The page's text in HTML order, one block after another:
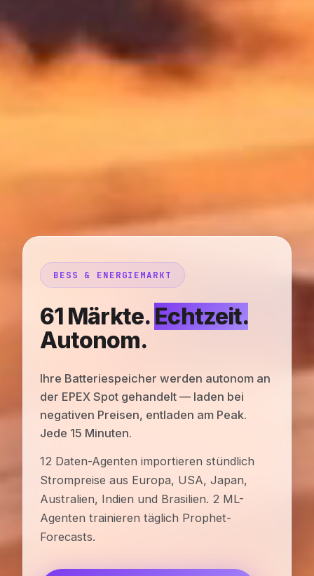
BESS & ENERGIEMARKT
61 Märkte. Echtzeit.
Autonom.
Ihre Batteriespeicher werden autonom an
der EPEX Spot gehandelt — laden bei
negativen Preisen, entladen am Peak.
Jede 15 Minuten.
12 Daten-Agenten importieren stündlich
Strompreise aus Europa, USA, Japan,
Australien, Indien und Brasilien. 2 ML-
Agenten trainieren täglich Prophet-
Forecasts.